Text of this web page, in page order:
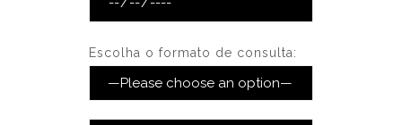
Escolha o formato de consulta: